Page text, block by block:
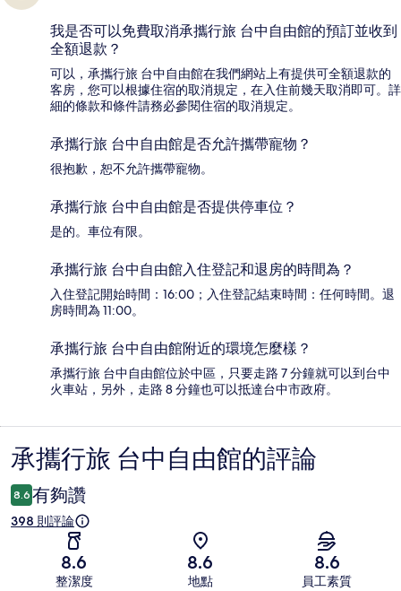
我是否可以免費取消承攜行旅 台中自由館的預訂並收到
全額退款？
可以，承攜行旅 台中自由館在我們網站上有提供可全額退款的
客房，您可以根據住宿的取消規定，在入住前幾天取消即可。詳
細的條款和條件請務必參閱住宿的取消規定。
承攜行旅 台中自由館是否允許攜帶寵物？
很抱歉，恕不允許攜帶寵物。
承攜行旅 台中自由館是否提供停車位？
是的。車位有限。
承攜行旅 台中自由館入住登記和退房的時間為？
入住登記開始時間：16:00；入住登記結束時間：任何時間。退
房時間為 11:00。
承攜行旅 台中自由館附近的環境怎麼樣？
承攜行旅 台中自由館位於中區，只要走路 7 分鐘就可以到台中
火車站，另外，走路 8 分鐘也可以抵達台中市政府。
評
論
承攜行旅 台中自由館的評論
8.6 有夠讚
398 則評論
8.6
整潔度
8.6
地點
8.6
員工素質